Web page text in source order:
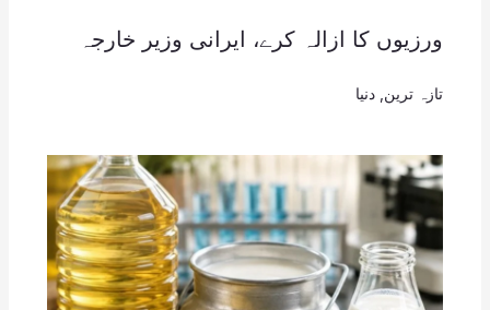
ورزیوں کا ازالہ کرے، ایرانی وزیر خارجہ
تازہ ترین دنیا